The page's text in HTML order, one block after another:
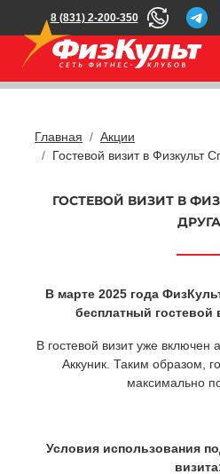
8 (831) 2-200-350
Главная
Акции
Гостевой визит в Физкульт
ГОСТЕВОЙ ВИЗИТ В
ДРУГА
В марте 2025 года
бесплатный гостевой
В гостевой визит уже включен
Аккуник. Таким образом,
максимально
Условия использования